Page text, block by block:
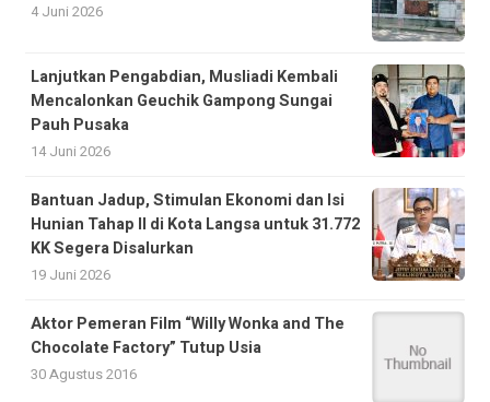
4 Juni 2026
Lanjutkan Pengabdian, Musliadi Kembali
Mencalonkan Geuchik Gampong Sungai
Pauh Pusaka
14 Juni 2026
Bantuan Jadup, Stimulan Ekonomi dan Isi
Hunian Tahap II di Kota Langsa untuk 31.772
KK Segera Disalurkan
19 Juni 2026
Aktor Pemeran Film “Willy Wonka and The
Chocolate Factory” Tutup Usia
30 Agustus 2016